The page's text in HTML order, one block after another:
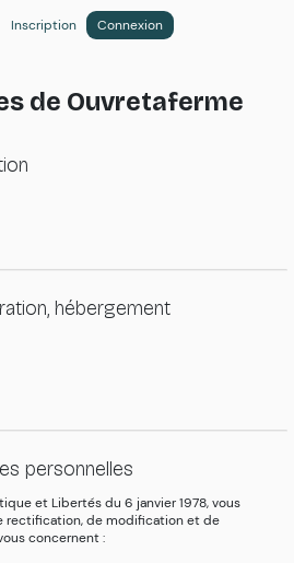
Inscription Connexion
de Ouvretaferme
hébergement
personnelles
et Libertés du 6 janvier 1978, vous
rectification, de modification et de
concernent :